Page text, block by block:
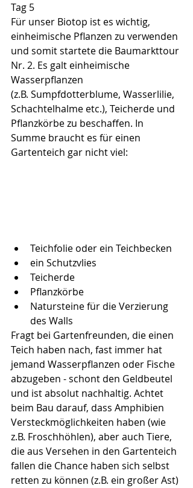
Tag 5
Für unser Biotop ist es wichtig,
einheimische Pflanzen zu verwenden
und somit startete die Baumarkttour
Nr. 2. Es galt einheimische
Wasserpflanzen
(z.B. Sumpfdotterblume, Wasserlilie,
Schachtelhalme etc.), Teicherde und
Pflanzkörbe zu beschaffen. In
Summe braucht es für einen
Gartenteich gar nicht viel:
Teichfolie oder ein Teichbecken
ein Schutzvlies
Teicherde
Pflanzkörbe
Natursteine für die Verzierung
des Walls
Fragt bei Gartenfreunden, die einen
Teich haben nach, fast immer hat
jemand Wasserpflanzen oder Fische
abzugeben - schont den Geldbeutel
und ist absolut nachhaltig. Achtet
beim Bau darauf, dass Amphibien
Versteckmöglichkeiten haben (wie
z.B. Froschhöhlen), aber auch Tiere,
die aus Versehen in den Gartenteich
fallen die Chance haben sich selbst
retten zu können (z.B. ein großer Ast)